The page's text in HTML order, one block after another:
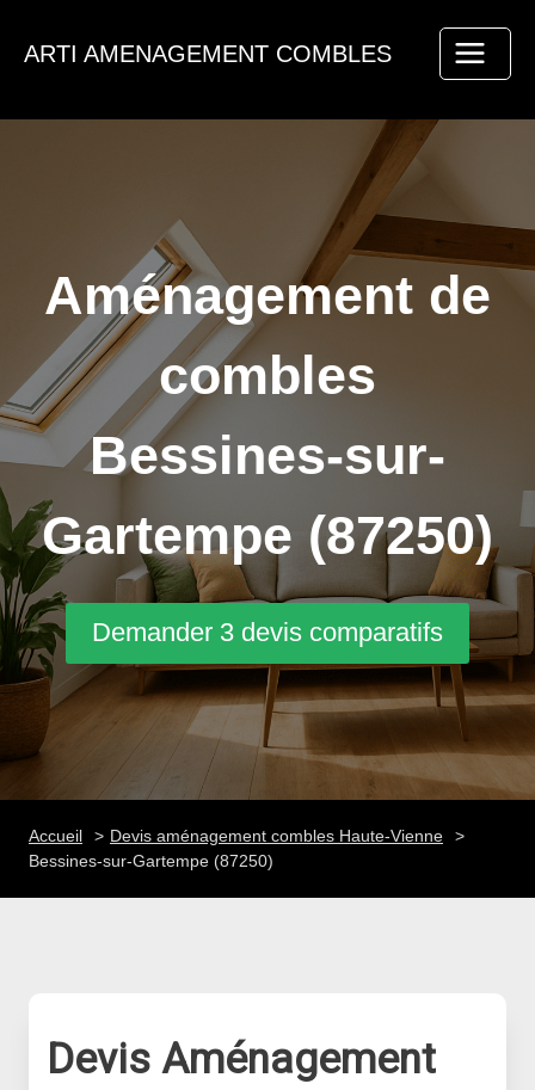
ARTI AMENAGEMENT COMBLES
Aménagement de
combles
Bessines-sur-
Gartempe (87250)
Demander 3 devis comparatifs
Accueil
Devis aménagement combles Haute-Vienne
Bessines-sur-Gartempe (87250)
Devis Aménagement